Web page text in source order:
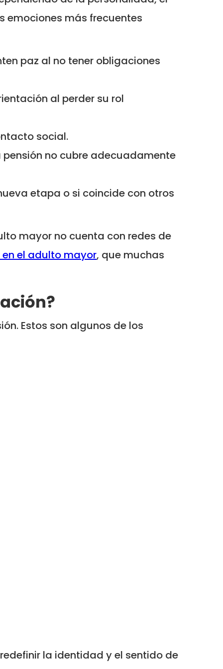
emociones más frecuentes
paz al no tener obligaciones
al perder su rol
social.
no cubre adecuadamente
etapa o si coincide con otros
mayor no cuenta con redes de
el adulto mayor, que muchas
Estos son algunos de los
la identidad y el sentido de